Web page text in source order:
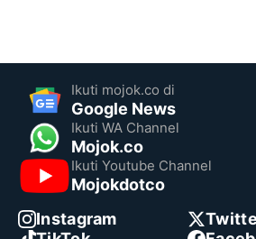
Ikuti mojok.co di
Google News
Ikuti WA Channel
Mojok.co
Ikuti Youtube Channel
Mojokdotco
Instagram